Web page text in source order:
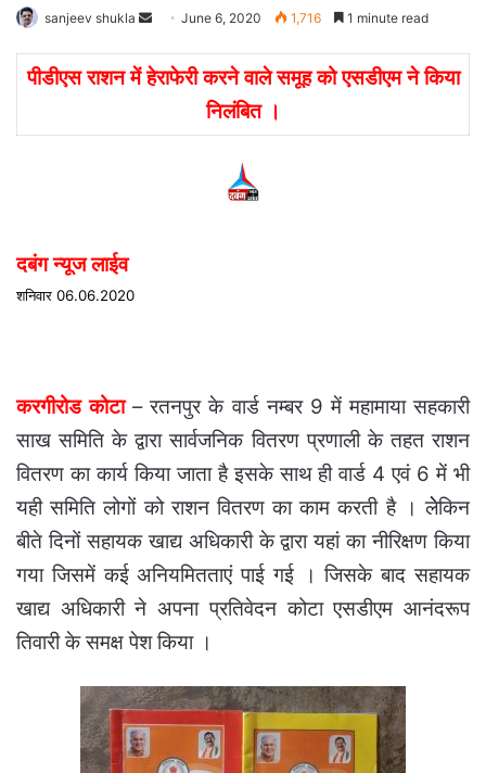
sanjeev shukla
Send
email
June 6, 2020 1,716 1 minute read
पीडीएस राशन में हेराफेरी करने वाले समूह को एसडीएम ने किया
निलंबित ।
दबंग न्यूज लाईव
शनिवार 06.06.2020
करगीरोड कोटा– रतनपुर के वार्ड नम्बर 9 में महामाया सहकारी
साख समिति के द्वारा सार्वजनिक वितरण प्रणाली के तहत राशन
वितरण का कार्य किया जाता है इसके साथ ही वार्ड 4 एवं 6 में भी
यही समिति लोगों को राशन वितरण का काम करती है । लेेकिन
बीते दिनों सहायक खाद्य अधिकारी के द्वारा यहां का नीरिक्षण किया
गया जिसमें कई अनियमितताएं पाई गई । जिसके बाद सहायक
खाद्य अधिकारी ने अपना प्रतिवेदन कोटा एसडीएम आनंदरूप
तिवारी के समक्ष पेश किया ।